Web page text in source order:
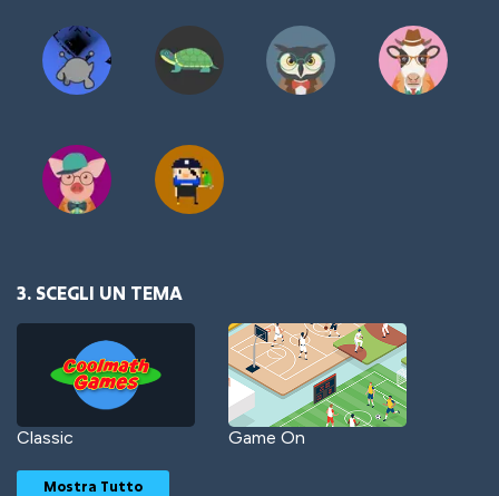
3. SCEGLI UN TEMA
Classic Game On
Mostra Tutto